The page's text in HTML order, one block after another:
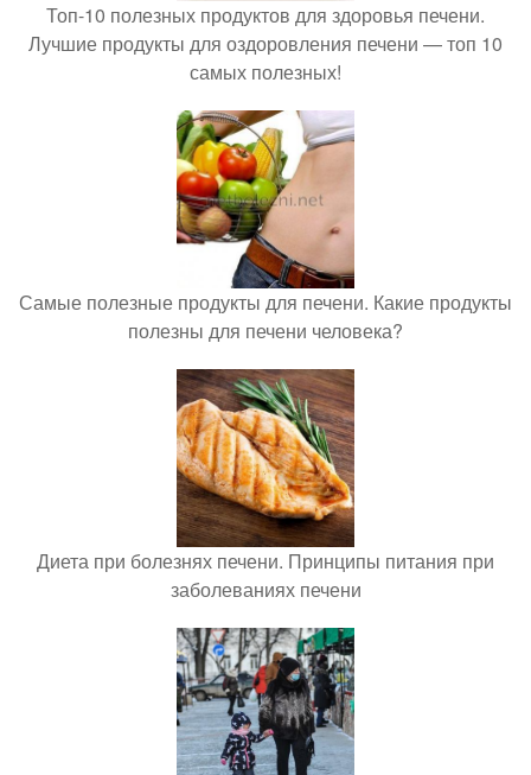
Топ-10 полезных продуктов для здоровья печени.
Лучшие продукты для оздоровления печени — топ 10
самых полезных!
Самые полезные продукты для печени. Какие продукты
полезны для печени человека?
Диета при болезнях печени. Принципы питания при
заболеваниях печени